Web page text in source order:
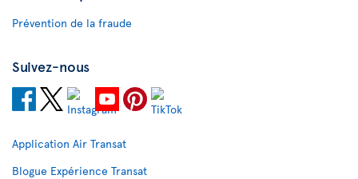
Prévention de la fraude
Suivez-nous
Application Air Transat
Blogue Expérience Transat